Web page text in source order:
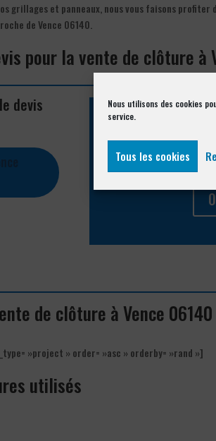
Nous utilisons des cookies
service.
Tous les cookies
grillages et panneaux, nous vous faisons
de Vence 06140.
pour la vente de clôture à
devis
Vous souhaitez
de clôture à Vence 06140
»project » order= »asc » orderby= »rand »]
utilisés